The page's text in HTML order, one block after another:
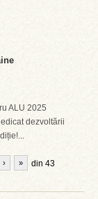
ALU 2025
dezvoltării
din 43
› »